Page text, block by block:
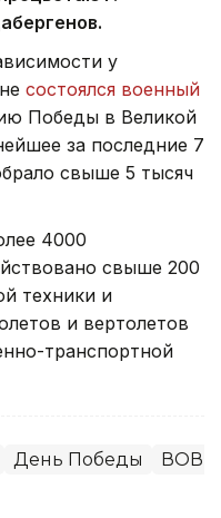
у
состоялся военный
Победы в Великой
за последние 7
свыше 5 тысяч
4000
свыше 200
техники и
и вертолетов
транспортной
День Победы ВОВ